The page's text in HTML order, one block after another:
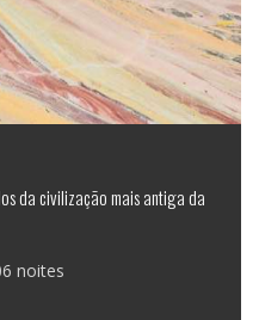
da civilização mais antiga da
noites